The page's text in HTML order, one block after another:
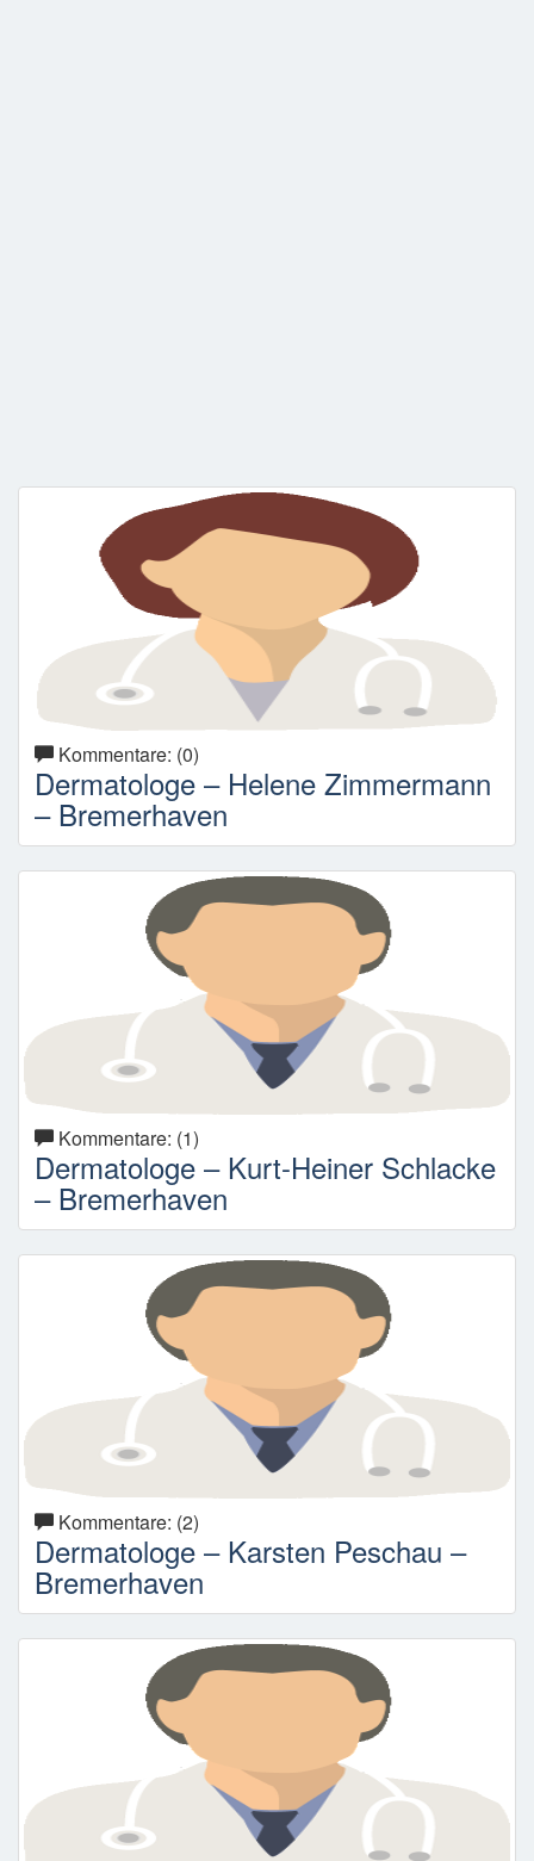
Kommentare: (0)
Dermatologe – Helene Zimmermann
– Bremerhaven
Kommentare: (1)
Dermatologe – Kurt-Heiner Schlacke
– Bremerhaven
Kommentare: (2)
Dermatologe – Karsten Peschau –
Bremerhaven